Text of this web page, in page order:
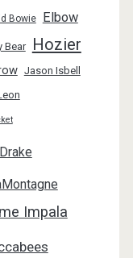
Bowie Elbow
Bear Hozier
Jason Isbell
Impala